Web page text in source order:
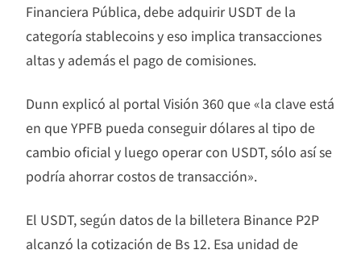
Financiera Pública, debe adquirir USDT de la
categoría stablecoins y eso implica transacciones
altas y además el pago de comisiones.
Dunn explicó al portal Visión 360 que «la clave está
en que YPFB pueda conseguir dólares al tipo de
cambio oficial y luego operar con USDT, sólo así se
podría ahorrar costos de transacción».
El USDT, según datos de la billetera Binance P2P
alcanzó la cotización de Bs 12. Esa unidad de